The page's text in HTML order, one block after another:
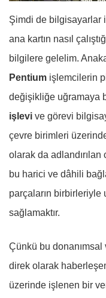
Şimdi de bilgisayarlar
ana kartın nasıl
bilgilere gelelim.
Pentium işlemcilerin
değişikliğe uğramaya
işlevi ve görevi
çevre birimleri
olarak da
bu harici ve dâhili
parçaların birbirleriyle
sağlamaktır.
Çünkü bu
direk olarak
üzerinde işlenen bir